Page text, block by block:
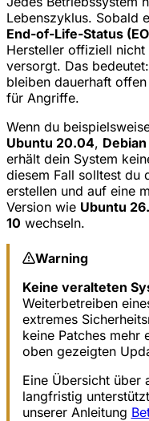
Lebenszyklus. Sobald
End-of-Life-Status
Hersteller offiziell
versorgt. Das
bleiben dauerhaft
für Angriffe.
Wenn du
Ubuntu 20.04, Debian
erhält dein System
diesem Fall solltest du
erstellen und auf eine
Version wie Ubuntu
10 wechseln.
Warning
Keine veralteten
Weiterbetreiben
extremes
keine Patches mehr
oben gezeigten
Eine Übersicht über
langfristig
unserer Anleitung